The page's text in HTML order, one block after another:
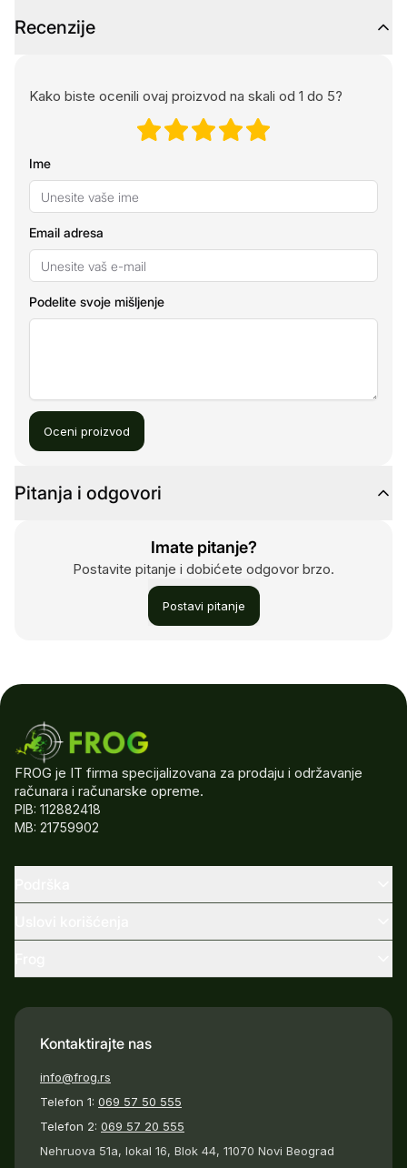
Recenzije
Kako biste ocenili ovaj proizvod na skali od 1 do 5?
Ime
Email adresa
Podelite svoje mišljenje
Oceni proizvod
Pitanja i odgovori
Imate pitanje?
Postavite pitanje i dobićete odgovor brzo.
Postavi pitanje
FROG je IT firma specijalizovana za prodaju i održavanje
računara i računarske opreme.
PIB: 112882418
MB: 21759902
Kontaktirajte nas
info@frog.rs
Telefon 1: 069 57 50 555
Telefon 2: 069 57 20 555
Nehruova 51a, lokal 16, Blok 44, 11070 Novi Beograd